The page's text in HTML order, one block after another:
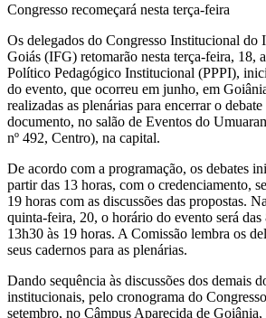
Congresso recomeçará nesta terça-feira
Os delegados do Congresso Institucional do
Goiás (IFG) retomarão nesta terça-feira, 18,
Político Pedagógico Institucional (PPPI),
do evento, que ocorreu em junho, em
realizadas as plenárias para encerrar o
documento, no salão de Eventos do
nº 492, Centro), na capital.
De acordo com a programação, os debates
partir das 13 horas, com o credenciamento,
19 horas com as discussões das propostas.
quinta-feira, 20, o horário do evento será das
13h30 às 19 horas. A Comissão lembra os
seus cadernos para as plenárias.
Dando sequência às discussões dos demais
institucionais, pelo cronograma do
setembro, no Câmpus Aparecida de Goiânia,